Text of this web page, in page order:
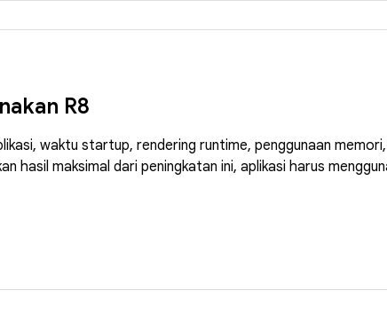
R8
waktu startup, rendering runtime, penggunaan
hasil maksimal dari peningkatan ini, aplikasi harus